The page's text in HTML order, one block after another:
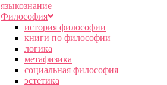
языкознание
Философия
история философии
книги по философии
логика
метафизика
социальная философия
эстетика